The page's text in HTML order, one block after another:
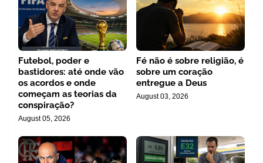
Futebol, poder e
bastidores: até onde vão
os acordos e onde
começam as teorias da
conspiração?
August 05, 2026
Fé não é sobre religião, é
sobre um coração
entregue a Deus
August 03, 2026